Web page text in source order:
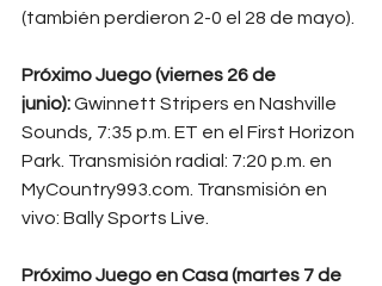
(también perdieron 2-0 el 28 de mayo).
Próximo Juego (viernes 26 de
junio): Gwinnett Stripers en Nashville
Sounds, 7:35 p.m. ET en el First Horizon
Park. Transmisión radial: 7:20 p.m. en
MyCountry993.com . Transmisión en
vivo: Bally Sports Live.
Próximo Juego en Casa (martes 7 de